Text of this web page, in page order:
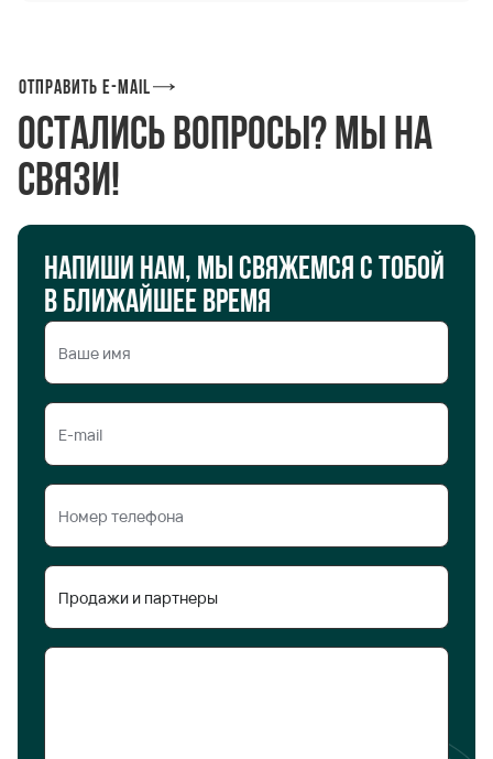
Отправить e-mail
Остались вопросы? Мы на
связи!
Напиши нам, мы свяжемся с тобой
в ближайшее время